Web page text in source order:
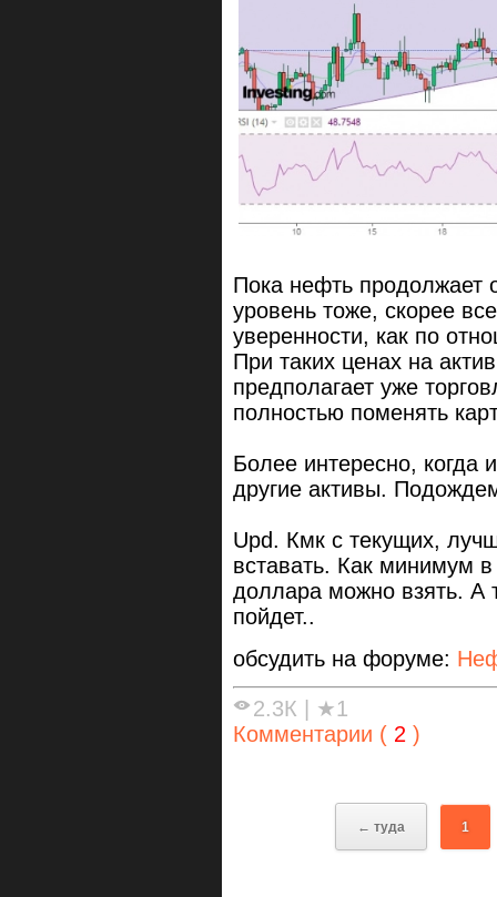
Пока нефть продолжает
уровень тоже, скорее
уверенности, как по
При таких ценах на
предполагает уже
полностью поменять
Более интересно, когда
другие активы.
Upd. Кмк с текущих,
вставать. Как минимум
доллара можно взять. А
пойдет..
обсудить на форуме:
2.3К
★1
Комментарии ( 2 )
← туда 1